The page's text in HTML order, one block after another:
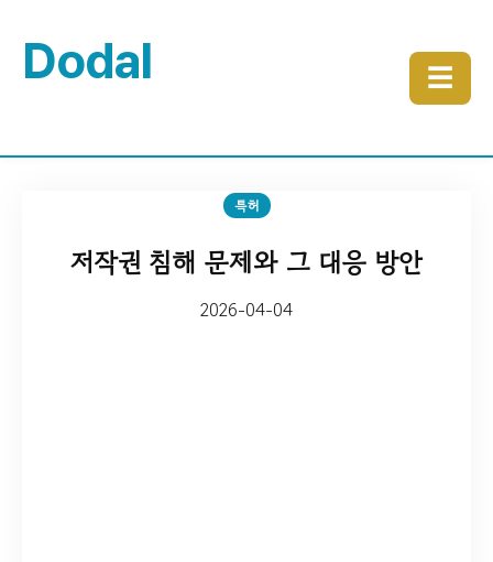
Dodal ☰
특허
저작권 침해 문제와 그 대응 방안
2026-04-04